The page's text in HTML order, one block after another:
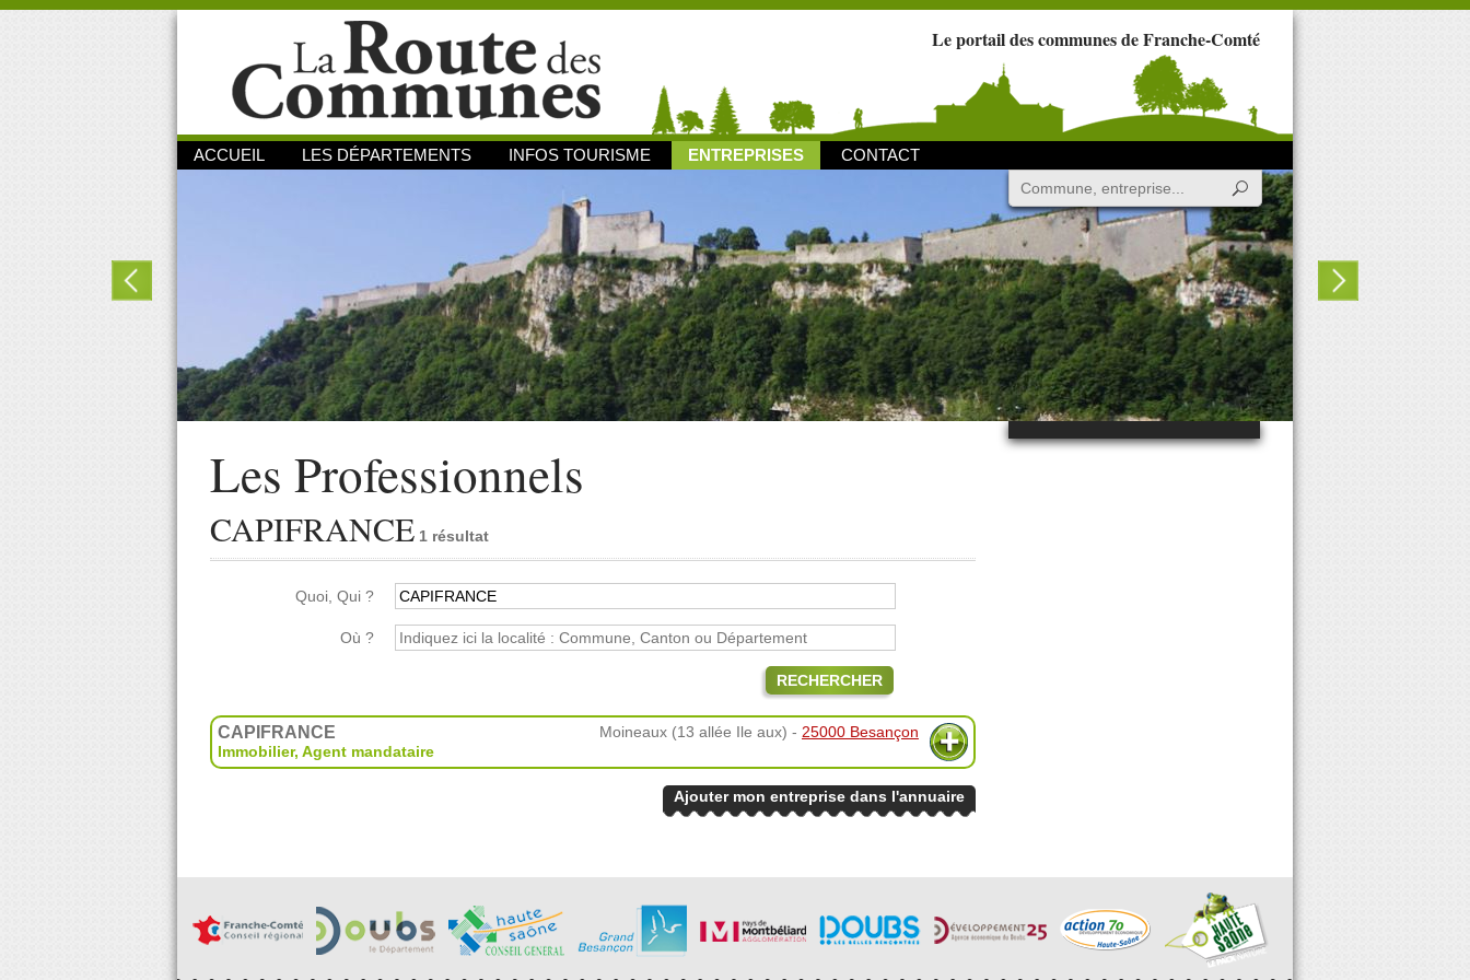
Le portail des communes de Franche-Comté
ACCUEIL LES DÉPARTEMENTS INFOS TOURISME ENTREPRISES CONTACT
Les Professionnels
CAPIFRANCE 1 résultat
Quoi, Qui ?
Où ?
RECHERCHER
CAPIFRANCE Moineaux (13 allée Ile aux) - 25000 Besançon
Immobilier, Agent mandataire
Ajouter mon entreprise dans l'annuaire